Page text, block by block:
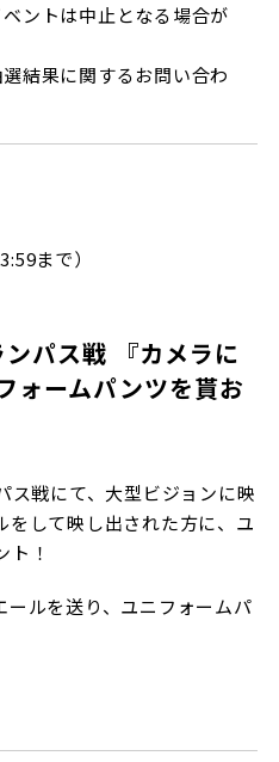
ントは中止となる場合が
結果に関するお問い合わ
まで）
パス戦 『カメラに
ォームパンツを貰お
ス戦にて、大型ビジョンに映
をして映し出された方に、ユ
ト！
ルを送り、ユニフォームパ